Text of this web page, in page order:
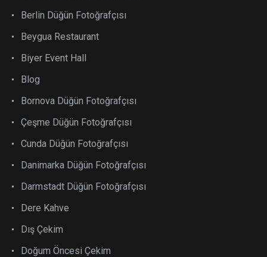
Berlin Düğün Fotoğrafçısı
Beygua Restaurant
Biyer Event Hall
Blog
Bornova Düğün Fotoğrafçısı
Çeşme Düğün Fotoğrafçısı
Cunda Düğün Fotoğrafçısı
Danimarka Düğün Fotoğrafçısı
Darmstadt Düğün Fotoğrafçısı
Dere Kahve
Dış Çekim
Doğum Öncesi Çekim